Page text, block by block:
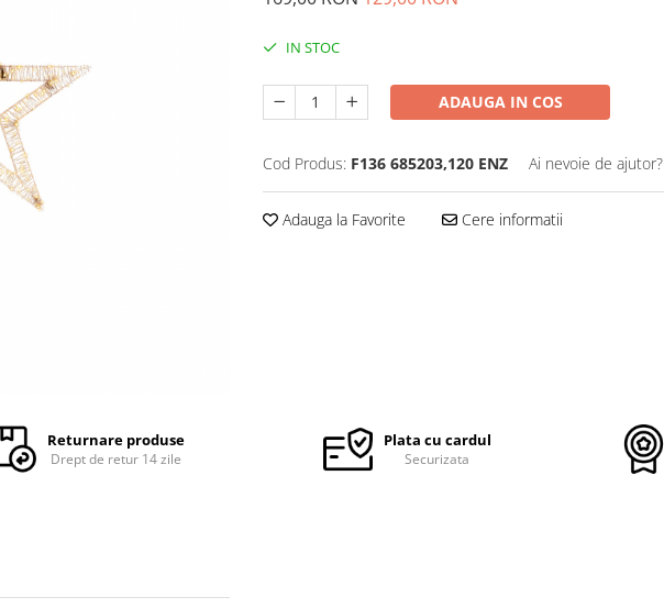
IN STOC
ADAUGA IN COS
Cod Produs: F136 685203,120 ENZ Ai nevoie de ajutor?
Adauga la Favorite Cere informatii
Returnare produse
Drept de retur 14 zile
Plata cu cardul
Securizata